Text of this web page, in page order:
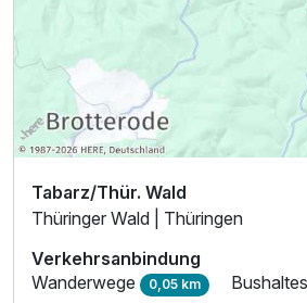
Tabarz/Thür. Wald
Thüringer Wald | Thüringen
Verkehrsanbindung
Wanderwege 0,05 km